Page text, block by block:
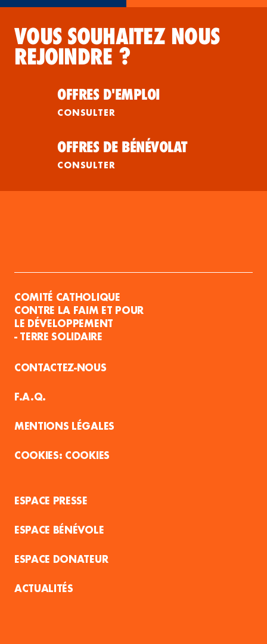
VOUS SOUHAITEZ NOUS
REJOINDRE ?
OFFRES D'EMPLOI
CONSULTER
OFFRES DE BÉNÉVOLAT
CONSULTER
COMITÉ CATHOLIQUE
CONTRE LA FAIM ET POUR
LE DÉVELOPPEMENT
- TERRE SOLIDAIRE
CONTACTEZ-NOUS
F.A.Q.
MENTIONS LÉGALES
COOKIES
ESPACE PRESSE
ESPACE BÉNÉVOLE
ESPACE DONATEUR
ACTUALITÉS